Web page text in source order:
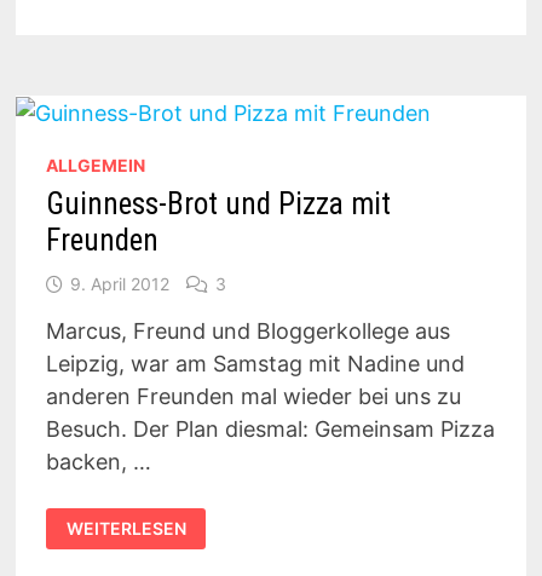
ALLGEMEIN
Guinness-Brot und Pizza mit
Freunden
9. April 2012 3
Marcus, Freund und Bloggerkollege aus
Leipzig, war am Samstag mit Nadine und
anderen Freunden mal wieder bei uns zu
Besuch. Der Plan diesmal: Gemeinsam Pizza
backen, …
GUINNESS-
BROT
UND
WEITERLESEN